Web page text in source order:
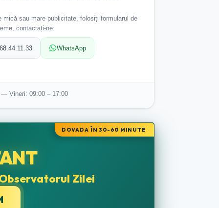
mică sau mare publicitate, folosiți formularul de
contactați-ne:
WhatsApp
Vineri: 09:00 – 17:00
DOVADA ÎN 30-60 MINUTE
Zilei